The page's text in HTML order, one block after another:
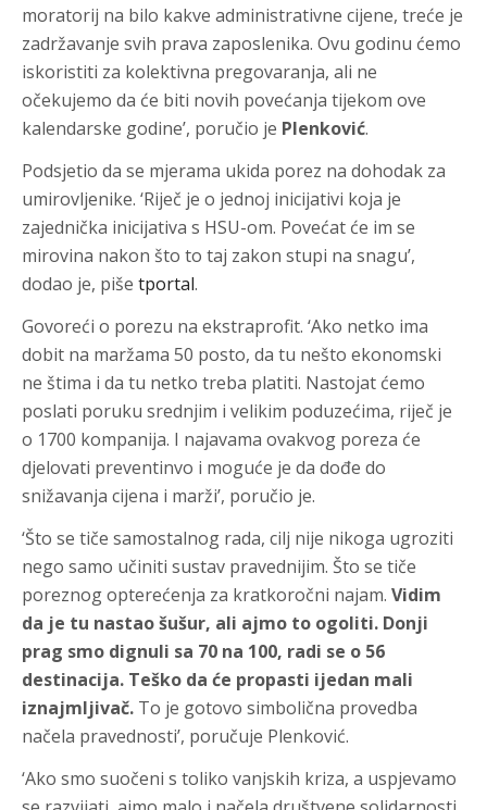
moratorij na bilo kakve administrativne cijene, treće je
zadržavanje svih prava zaposlenika. Ovu godinu ćemo
iskoristiti za kolektivna pregovaranja, ali ne
očekujemo da će biti novih povećanja tijekom ove
kalendarske godine’, poručio je Plenković.
Podsjetio da se mjerama ukida porez na dohodak za
umirovljenike. ‘Riječ je o jednoj inicijativi koja je
zajednička inicijativa s HSU-om. Povećat će im se
mirovina nakon što to taj zakon stupi na snagu’,
dodao je, piše tportal.
Govoreći o porezu na ekstraprofit. ‘Ako netko ima
dobit na maržama 50 posto, da tu nešto ekonomski
ne štima i da tu netko treba platiti. Nastojat ćemo
poslati poruku srednjim i velikim poduzećima, riječ je
o 1700 kompanija. I najavama ovakvog poreza će
djelovati preventinvo i moguće je da dođe do
snižavanja cijena i marži’, poručio je.
‘Što se tiče samostalnog rada, cilj nije nikoga ugroziti
nego samo učiniti sustav pravednijim. Što se tiče
poreznog opterećenja za kratkoročni najam. Vidim
da je tu nastao šušur, ali ajmo to ogoliti. Donji
prag smo dignuli sa 70 na 100, radi se o 56
destinacija. Teško da će propasti ijedan mali
iznajmljivač. To je gotovo simbolična provedba
načela pravednosti’, poručuje Plenković.
‘Ako smo suočeni s toliko vanjskih kriza, a uspjevamo